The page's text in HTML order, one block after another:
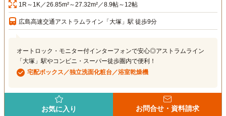
1R～1K／26.85m²～27.32m²／8.9帖～12帖
広島高速交通アストラムライン「大塚」駅 徒歩9分
オートロック・モニター付インターフォンで安心◎アストラムライン
「大塚」駅やコンビニ・スーパー徒歩圏内で便利！
宅配ボックス／独立洗面化粧台／浴室乾燥機
お気に入り お問合せ・資料請求